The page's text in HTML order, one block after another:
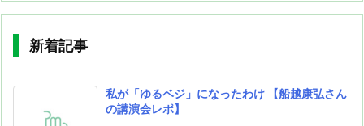
新着記事
私が「ゆるベジ」になったわけ 【船越康弘さん
の講演会レポ】